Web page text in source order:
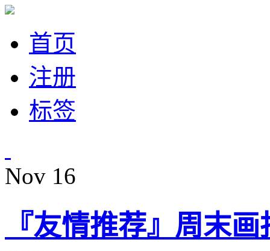
首页
注册
标签
Nov 16
『友情推荐』周末